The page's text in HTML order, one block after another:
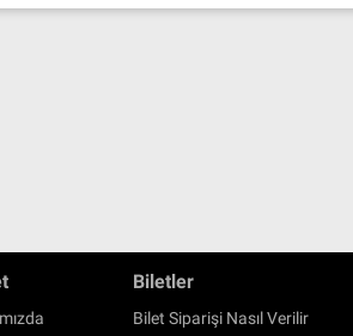
Biletler
Bilet Siparişi Nasıl Verilir